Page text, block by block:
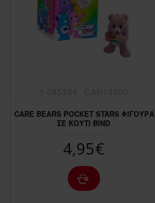
CARE BEARS POCKET STARS ΦΙΓΟΥΡΑ
ΣΕ ΚΟΥΤΙ BIND
4,95€